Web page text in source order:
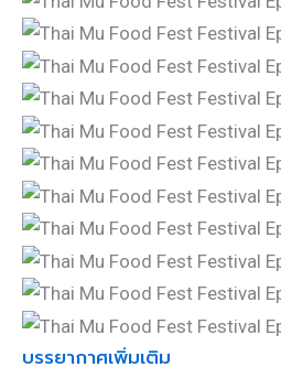
บรรยากาศเพิ่มเติม